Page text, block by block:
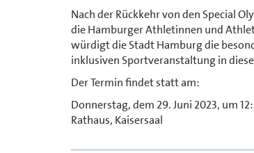
Nach der Rückkehr von den Special
die Hamburger Athletinnen und
würdigt die Stadt Hamburg die
inklusiven Sportveranstaltung in
Der Termin findet statt am:
Donnerstag, dem 29. Juni 2023, um
Rathaus, Kaisersaal